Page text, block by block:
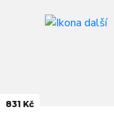
831 Kč